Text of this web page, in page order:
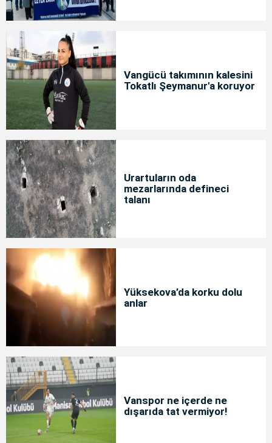
Vangücü takımının kalesini
Tokatlı Şeymanur'a koruyor
Urartuların oda
mezarlarında defineci
talanı
Yüksekova’da korku dolu
anlar
Vanspor ne içerde ne
dışarıda tat vermiyor!